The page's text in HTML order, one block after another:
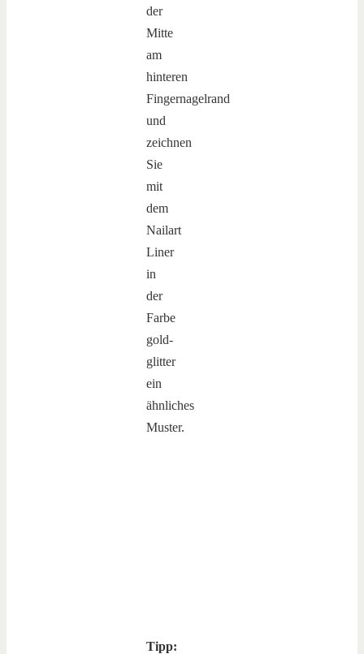
der
Mitte
am
hinteren
Fingernagelrand
und
zeichnen
Sie
mit
dem
Nailart
Liner
in
der
Farbe
gold-
glitter
ein
ähnliches
Muster.
Tipp: